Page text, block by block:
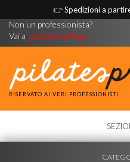
👉Spedizioni a
Non un professionista?
Vai a
RISERVATO AI VERI PROFESSIONISTI
TOGGLE